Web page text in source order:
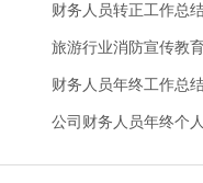
财务人员转正工作总
旅游行业消防宣传教
财务人员年终工作总
公司财务人员年终个